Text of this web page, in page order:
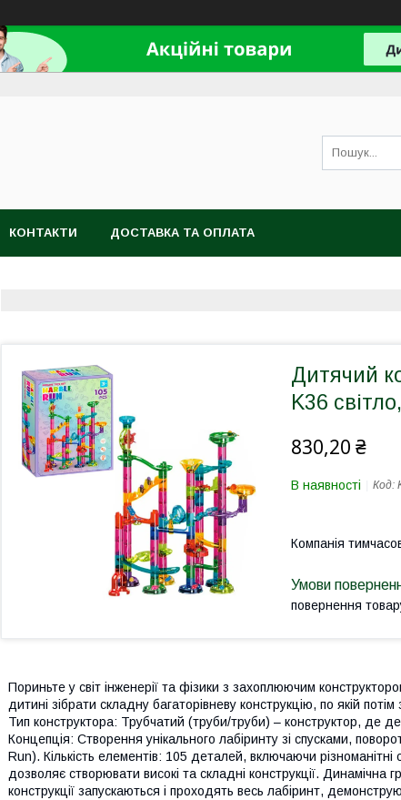
КОНТАКТИ ДОСТАВКА ТА ОПЛАТА
Дитячий
K36
830,20 ₴
В наявності Код:
Компанія
повернення
Пориньте у світ інженерії та фізики з захоплюючим
дитині зібрати складну багаторівневу конструкцію, по якій
Тип конструктора: Трубчатий (труби/труби) – конструктор, де
Концепція: Створення унікального лабіринту зі спусками,
Run). Кількість елементів: 105 деталей, включаючи
дозволяє створювати високі та складні конструкції. Динамічна
конструкції запускаються і проходять весь лабіринт,